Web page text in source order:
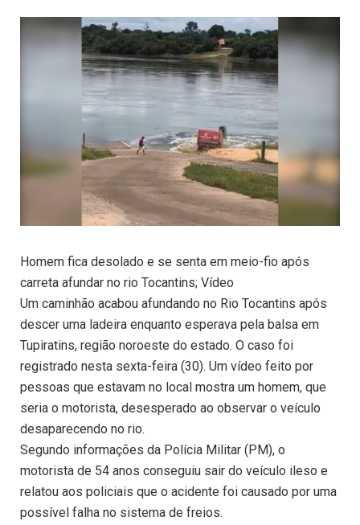
Homem fica desolado e se senta em meio-fio após
carreta afundar no rio Tocantins; Vídeo
Um caminhão acabou afundando no Rio Tocantins após
descer uma ladeira enquanto esperava pela balsa em
Tupiratins, região noroeste do estado. O caso foi
registrado nesta sexta-feira (30). Um vídeo feito por
pessoas que estavam no local mostra um homem, que
seria o motorista, desesperado ao observar o veículo
desaparecendo no rio.
Segundo informações da Polícia Militar (PM), o
motorista de 54 anos conseguiu sair do veículo ileso e
relatou aos policiais que o acidente foi causado por uma
possível falha no sistema de freios.